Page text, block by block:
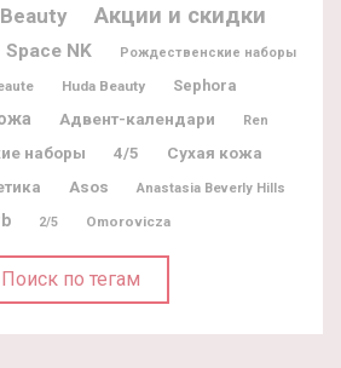
Акции и скидки
Space NK Рождественские наборы
Huda Beauty Sephora
Адвент-календари Ren
наборы 4/5
Сухая кожа
Asos Anastasia Beverly Hills
2/5 Omorovicza
Поиск по тегам